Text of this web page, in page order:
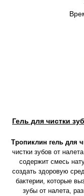
Гель для чистки
Тропиклин гель для
чистки зубов от
содержит смесь
создать здоровую
бактерии, которые
зубы от налета,